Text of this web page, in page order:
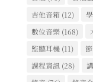
吉他音箱 (12)
數位音樂(168)
監聽耳機(11)
課程資訊(28)